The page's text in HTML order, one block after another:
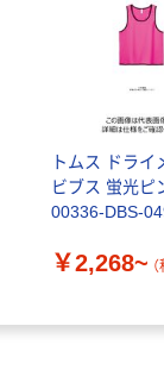
トムス ドライ
ビブス 蛍光ピ
00336-DBS-
￥2,268~